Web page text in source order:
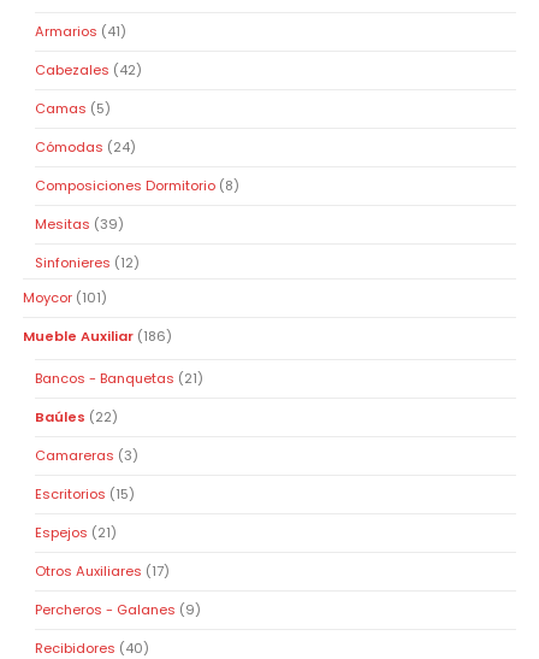
Armarios (41)
Cabezales (42)
Camas (5)
Cómodas (24)
Composiciones Dormitorio (8)
Mesitas (39)
Sinfonieres (12)
Moycor (101)
Mueble Auxiliar (186)
Bancos - Banquetas (21)
Baúles (22)
Camareras (3)
Escritorios (15)
Espejos (21)
Otros Auxiliares (17)
Percheros - Galanes (9)
Recibidores (40)